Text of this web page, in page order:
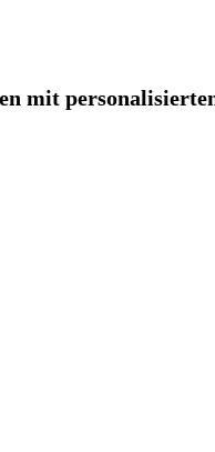
mit